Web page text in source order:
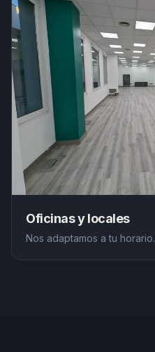
Oficinas y locales
Nos adaptamos a tu horario.